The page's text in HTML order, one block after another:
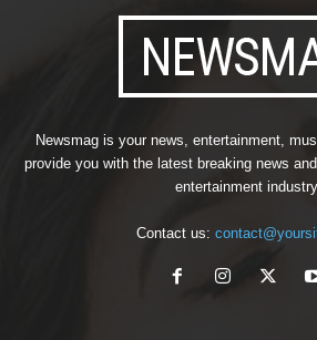
Newsmag is your news, entertainment,
provide you with the latest breaking news
entertainment industry.
Contact us: